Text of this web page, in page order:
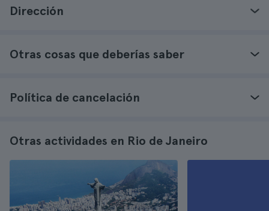
Dirección
Otras cosas que deberías saber
Política de cancelación
Otras actividades en Rio de Janeiro